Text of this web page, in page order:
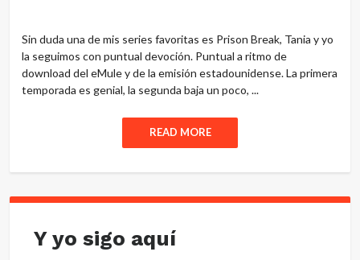
Sin duda una de mis series favoritas es Prison Break, Tania y yo
la seguimos con puntual devoción. Puntual a ritmo de
download del eMule y de la emisión estadounidense. La primera
temporada es genial, la segunda baja un poco, ...
READ MORE
Y yo sigo aquí